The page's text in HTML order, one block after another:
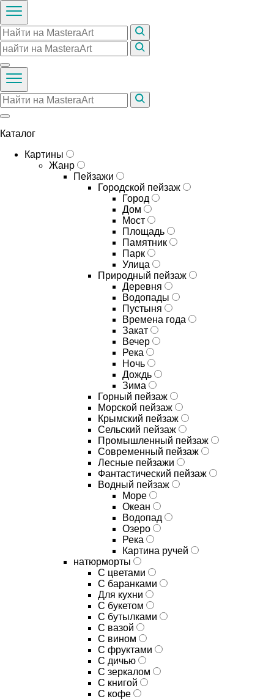
Каталог
Картины
Жанр
Пейзажи
Городской пейзаж
Город
Дом
Мост
Площадь
Памятник
Парк
Улица
Природный пейзаж
Деревня
Водопады
Пустыня
Времена года
Закат
Вечер
Река
Ночь
Дождь
Зима
Горный пейзаж
Морской пейзаж
Крымский пейзаж
Сельский пейзаж
Промышленный пейзаж
Современный пейзаж
Лесные пейзажи
Фантастический пейзаж
Водный пейзаж
Море
Океан
Водопад
Озеро
Река
Картина ручей
натюрморты
С цветами
С баранками
Для кухни
C букетом
C бутылками
C вазой
C вином
C фруктами
C дичью
C зеркалом
C книгой
C кофе